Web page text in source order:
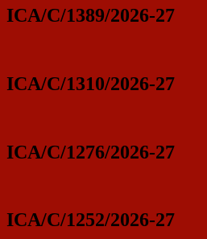
ICA/C/1389/2026-27
ICA/C/1310/2026-27
ICA/C/1276/2026-27
ICA/C/1252/2026-27